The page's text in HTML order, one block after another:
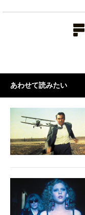
あわせて読みたい